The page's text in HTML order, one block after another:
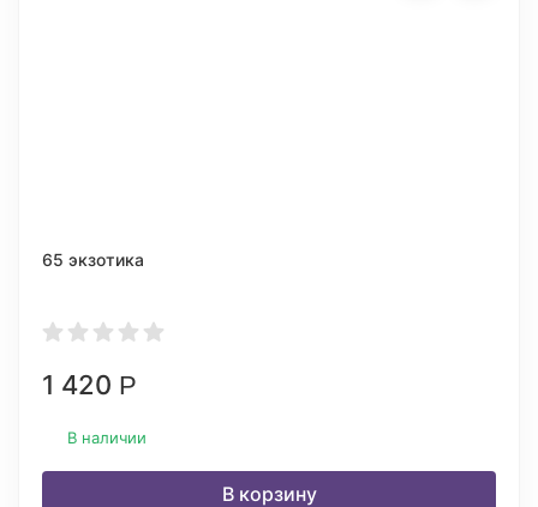
65 экзотика
1 420 Р
В наличии
В корзину